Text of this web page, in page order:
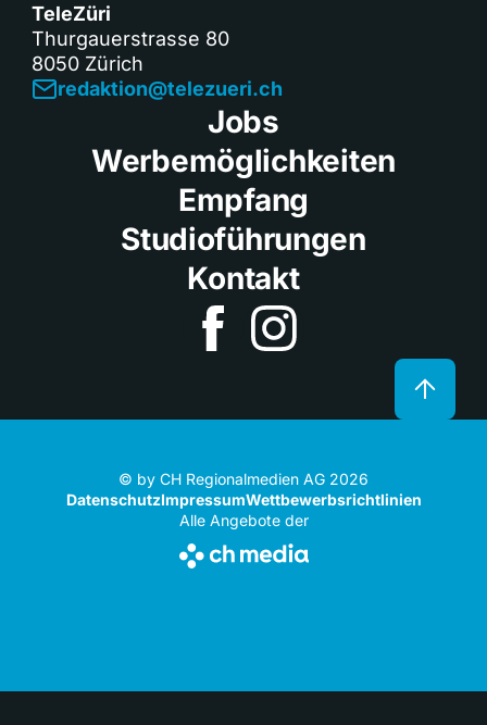
TeleZüri
Thurgauerstrasse 80
8050 Zürich
redaktion@telezueri.ch
Jobs
Werbemöglichkeiten
Empfang
Studioführungen
Kontakt
© by CH Regionalmedien AG 2026
DatenschutzImpressumWettbewerbsrichtlinien
Alle Angebote der